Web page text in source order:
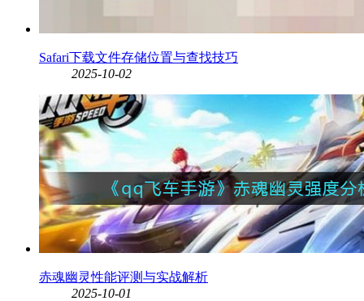
Safari下载文件存储位置与查找技巧
2025-10-02
赤魂幽灵性能评测与实战解析
2025-10-01